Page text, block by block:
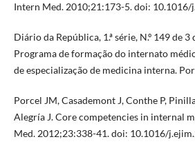
Intern Med. 2010;21:173-5. doi: 10.1016/
Diário da República, 1.ª série, N.º 149 de
Programa de formação do internato
de especialização de medicina interna.
Porcel JM, Casademont J, Conthe P,
Alegría J. Core competencies in internal
Med. 2012;23:338-41. doi: 10.1016/